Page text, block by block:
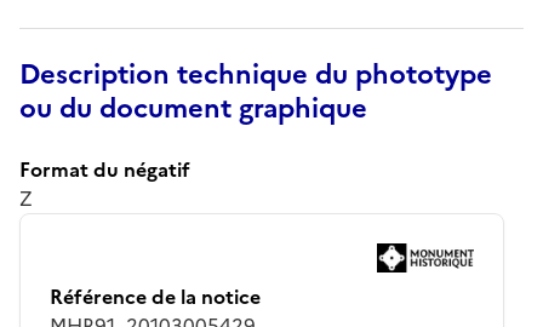
Description technique du phototype
ou du document graphique
Format du négatif
Z
Référence de la notice